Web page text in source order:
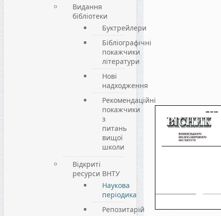
Видання
бібліотеки
Буктрейлери
Бібліографічні
покажчики
літератури
Нові
надходження
Рекомендаційні
покажчики
з
питань
вищої
школи
Відкриті
ресурси ВНТУ
Наукова
періодика
Репозитарій